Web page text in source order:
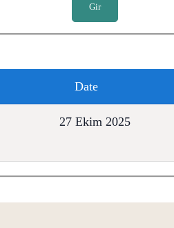
Gir
Date
27 Ekim 2025